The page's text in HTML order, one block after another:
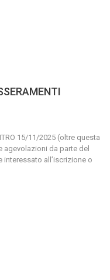
15/11/2025 (oltre questa
agevolazioni da parte del
interessato all’iscrizione o